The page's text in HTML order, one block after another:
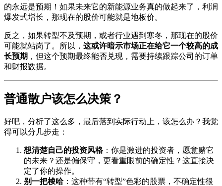
的永远是预期！如果未来它的新能源业务真的做起来了，利润
爆发式增长，那现在的股价可能就是地板价。
反之，如果转型不及预期，或者行业遇到寒冬，那现在的股价
可能就站岗了。所以， 这或许暗示市场正在给它一个较高的成
长预期 ，但这个预期最终能否兑现，需要持续跟踪公司的订单
和财报数据。
普通散户该怎么决策？
好吧，分析了这么多，最后落到实际行动上，该怎么办？我觉
得可以分几步走：
想清楚自己的投资风格：你是激进的投资者，愿意赌它
的未来？还是偏保守，更看重眼前的确定性？这直接决
定了你的操作。
别一把梭哈 ：这种带有“转型”色彩的股票，不确定性很